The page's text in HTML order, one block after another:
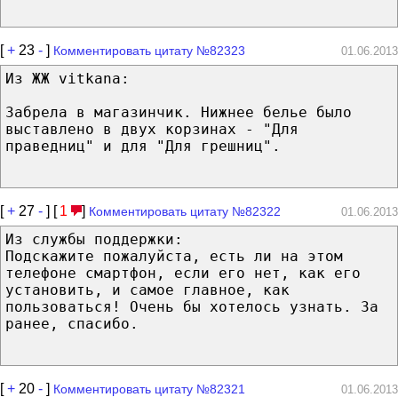
[+ 23 - ] Комментировать цитату №82323 01.06.2013
Из ЖЖ vitkana:
Забрела в магазинчик. Нижнее белье было
выставлено в двух корзинах - "Для
праведниц" и для "Для грешниц".
[+ 27 - ] [ 1 ] Комментировать цитату №82322 01.06.2013
Из службы поддержки:
Подскажите пожалуйста, есть ли на этом
телефоне смартфон, если его нет, как его
установить, и самое главное, как
пользоваться! Очень бы хотелось узнать. За
ранее, спасибо.
[+ 20 - ] Комментировать цитату №82321 01.06.2013